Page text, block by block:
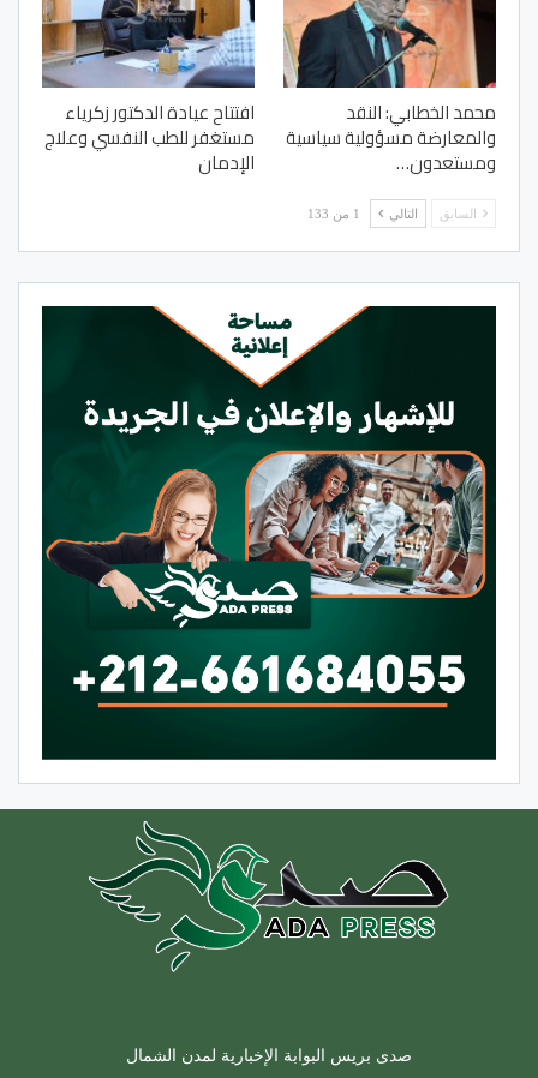
محمد الخطابي: النقد
والمعارضة مسؤولية سياسية
ومستعدون…
افتتاح عيادة الدكتور زكرياء
مستغفر للطب النفسي وعلاج
الإدمان
السابق التالي 1 من 133
صدى بريس البوابة الإخبارية لمدن الشمال